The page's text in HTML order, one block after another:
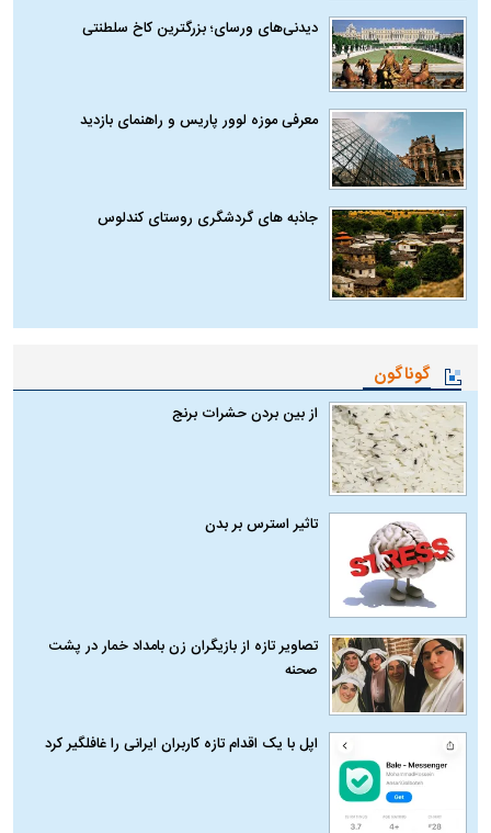
دیدنی‌های ورسای؛ بزرگترین کاخ سلطنتی
معرفی موزه لوور پاریس و راهنمای بازدید
جاذبه های گردشگری روستای کندلوس
گوناگون
از بین بردن حشرات برنج
تاثیر استرس بر بدن
تصاویر تازه از بازیگران زن بامداد خمار در پشت
صحنه
اپل با یک اقدام تازه کاربران ایرانی را غافلگیر کرد